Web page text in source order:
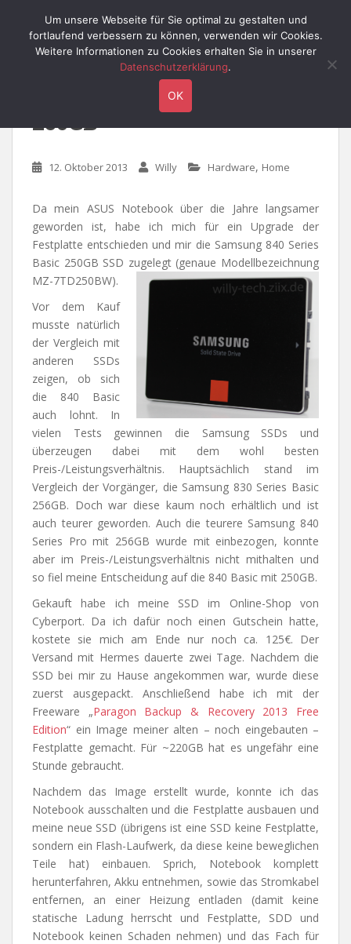
Willy's Technik-Blog
Samsung 840 Series Basic
250GB
12. Oktober 2013 Willy Hardware, Home
Da mein ASUS Notebook über die Jahre langsamer
geworden ist, habe ich mich für ein Upgrade der
Festplatte entschieden und mir die Samsung 840 Series
Basic 250GB SSD zugelegt (genaue Modellbezeichnung
MZ-7TD250BW).
Vor dem Kauf
musste natürlich
der Vergleich mit
anderen SSDs
zeigen, ob sich
die 840 Basic
auch lohnt. In
vielen Tests gewinnen die Samsung SSDs und
überzeugen dabei mit dem wohl besten
Preis-/Leistungsverhältnis. Hauptsächlich stand im
Vergleich der Vorgänger, die Samsung 830 Series Basic
256GB. Doch war diese kaum noch erhältlich und ist
auch teurer geworden. Auch die teurere Samsung 840
Series Pro mit 256GB wurde mit einbezogen, konnte
aber im Preis-/Leistungsverhältnis nicht mithalten und
so fiel meine Entscheidung auf die 840 Basic mit 250GB.
Gekauft habe ich meine SSD im Online-Shop von
Cyberport. Da ich dafür noch einen Gutschein hatte,
kostete sie mich am Ende nur noch ca. 125€. Der
Versand mit Hermes dauerte zwei Tage. Nachdem die
SSD bei mir zu Hause angekommen war, wurde diese
zuerst ausgepackt. Anschließend habe ich mit der
Freeware „Paragon Backup & Recovery 2013 Free
Edition“ ein Image meiner alten – noch eingebauten –
Festplatte gemacht. Für ~220GB hat es ungefähr eine
Stunde gebraucht.
Nachdem das Image erstellt wurde, konnte ich das
Notebook ausschalten und die Festplatte ausbauen und
meine neue SSD (übrigens ist eine SSD keine Festplatte,
sondern ein Flash-Laufwerk, da diese keine beweglichen
Teile hat) einbauen. Sprich, Notebook komplett
herunterfahren, Akku entnehmen, sowie das Stromkabel
entfernen, an einer Heizung entladen (damit keine
statische Ladung herrscht und Festplatte, SDD und
Notebook keinen Schaden nehmen) und das Fach für
Um unsere Webseite für Sie optimal zu gestalten und
fortlaufend verbessern zu können, verwenden wir Cookies.
Weitere Informationen zu Cookies erhalten Sie in unserer
Datenschutzerklärung.
OK